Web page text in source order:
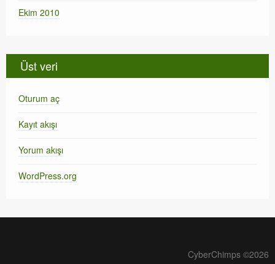
Ekim 2010
Üst veri
Oturum aç
Kayıt akışı
Yorum akışı
WordPress.org
CyberChimps ©2026